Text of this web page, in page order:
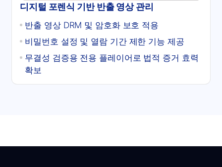
디지털 포렌식 기반 반출 영상 관리
반출 영상 DRM 및 암호화 보호 적용
비밀번호 설정 및 열람 기간 제한 기능 제공
무결성 검증용 전용 플레이어로 법적 증거 효력
확보